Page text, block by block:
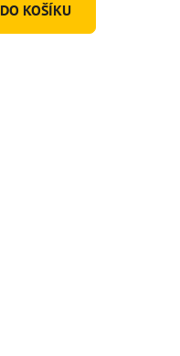
DO KOŠÍKU